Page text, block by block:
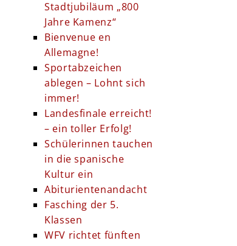
Stadtjubiläum „800
Jahre Kamenz“
Bienvenue en
Allemagne!
Sportabzeichen
ablegen – Lohnt sich
immer!
Landesfinale erreicht!
– ein toller Erfolg!
Schülerinnen tauchen
in die spanische
Kultur ein
Abiturientenandacht
Fasching der 5.
Klassen
WFV richtet fünften